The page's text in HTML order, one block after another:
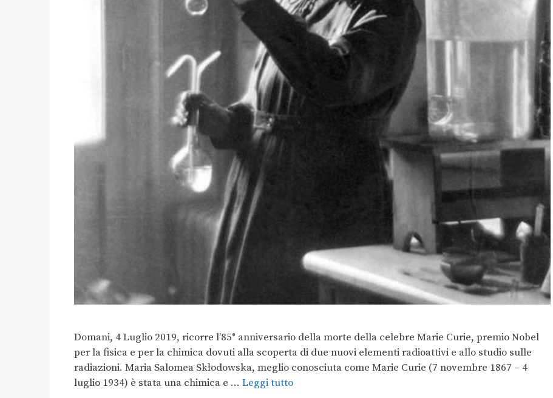
Domani, 4 Luglio 2019, ricorre l’85° anniversario della morte della celebre Marie Curie, premio Nobel
per la fisica e per la chimica dovuti alla scoperta di due nuovi elementi radioattivi e allo studio sulle
radiazioni. Maria Salomea Skłodowska, meglio conosciuta come Marie Curie (7 novembre 1867 – 4
luglio 1934) è stata una chimica e … Leggi tutto